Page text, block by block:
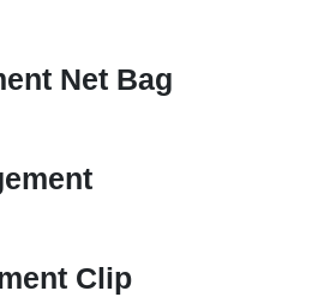
Net Bag
Clip